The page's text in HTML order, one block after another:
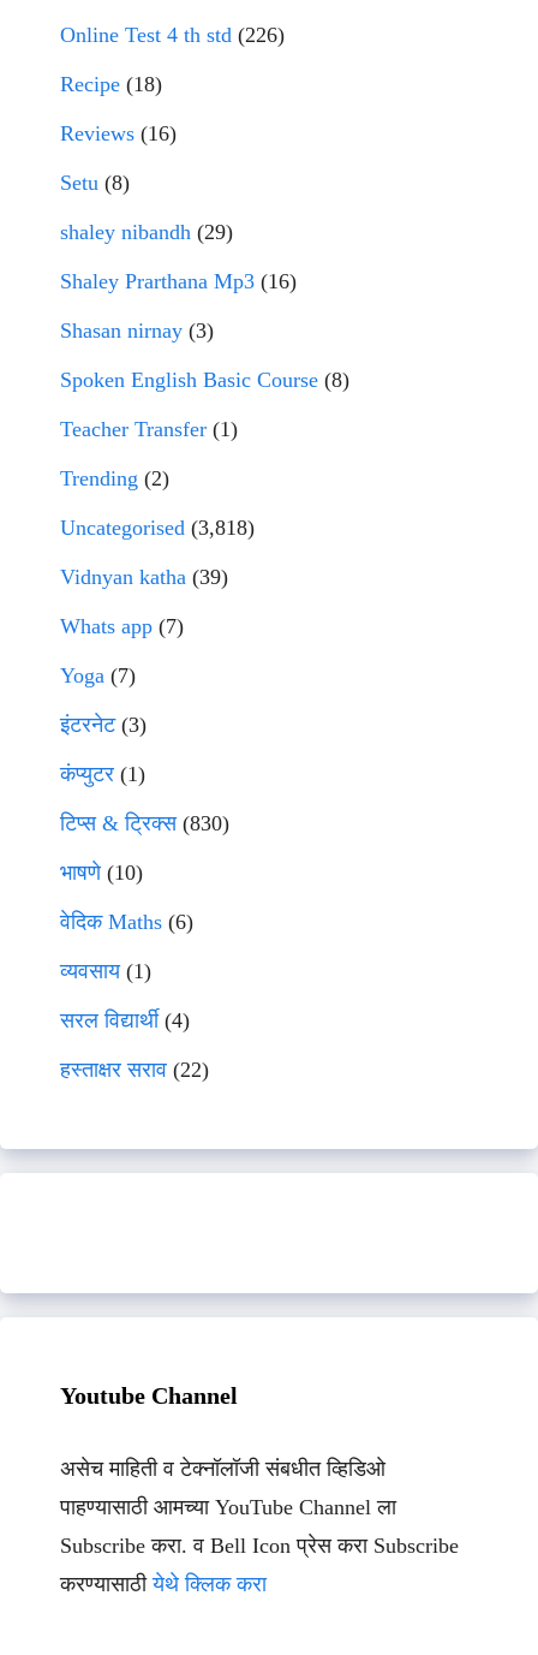
Online Test 4 th std (226)
Recipe (18)
Reviews (16)
Setu (8)
shaley nibandh (29)
Shaley Prarthana Mp3 (16)
Shasan nirnay (3)
Spoken English Basic Course (8)
Teacher Transfer (1)
Trending (2)
Uncategorised (3,818)
Vidnyan katha (39)
Whats app (7)
Yoga (7)
इंटरनेट(3)
कंप्युटर (1)
टिप्स & ट्रिक्स(830)
भाषणे(10)
वेदिक Maths (6)
व्यवसाय(1)
सरल विद्यार्थी(4)
हस्ताक्षर सराव (22)
Youtube Channel
असेच माहिती व टेक्नॉलॉजी संबधीत व्हिडिओ
पाहण्यासाठी आमच्या YouTube Channel ला
Subscribe करा. व Bell Icon प्रेस करा Subscribe
करण्यासाठीयेथे क्लिक करा